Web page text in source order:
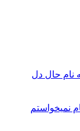
نام حال دل
نمیخواستم